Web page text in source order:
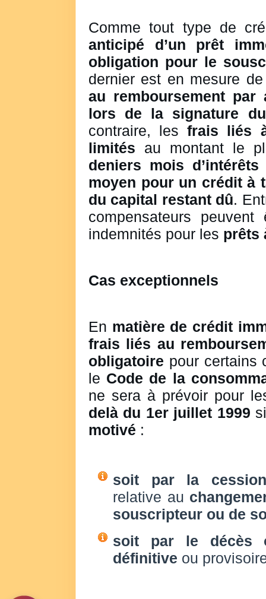
Comme tout type de
anticipé d’un prêt
obligation pour le
dernier est en mesure
au remboursement par
lors de la signature
contraire, les frais liés
limités au montant le
deniers mois d’intérêts
moyen pour un crédit à
du capital restant dû.
compensateurs
indemnités pour les prêts
Cas exceptionnels
En matière de crédit
frais liés au
obligatoire pour certains
le Code de la
ne sera à prévoir pour
delà du 1er juillet 1999
motivé :
soit par la
relative au
souscripteur ou de
soit par le décès
définitive ou